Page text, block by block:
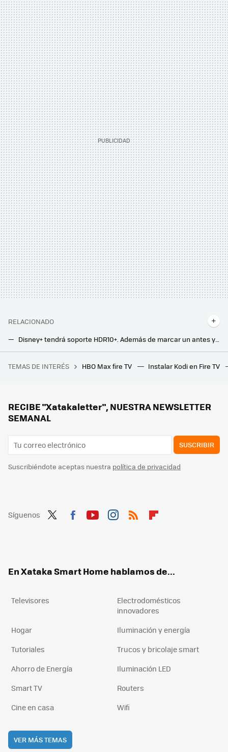
RELACIONADO
Disney+ tendrá soporte HDR10+. Además de marcar un antes y un después cuando veas series y películas, tiene más ventajas
Llegan más canales de radio y TV gratis, sin registro ni instalación, a TDTChannels: estas son las novedades
Cuando nos contaron todas las ventajas del ayuno intermitente se les olvidó un pequeño detalle: que podía dejarnos calvos
TEMAS DE INTERÉS HBO Max fire TV Instalar Kodi en Fire TV
RECIBE "Xatakaletter", NUESTRA NEWSLETTER
SEMANAL
SUSCRIBIR
Suscribiéndote aceptas nuestra política de privacidad
Síguenos
En Xataka Smart Home hablamos de...
Televisores
Electrodomésticos
innovadores
Hogar
Iluminación y energía
Tutoriales
Trucos y bricolaje smart
Ahorro de Energía
Iluminación LED
Smart TV
Routers
Cine en casa
Wifi
VER MÁS TEMAS